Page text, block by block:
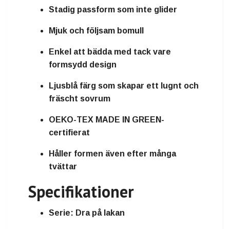
Stadig passform som inte glider
Mjuk och följsam bomull
Enkel att bädda med tack vare
formsydd design
Ljusblå färg som skapar ett lugnt och
fräscht sovrum
OEKO-TEX MADE IN GREEN-
certifierat
Håller formen även efter många
tvättar
Specifikationer
Serie: Dra på lakan